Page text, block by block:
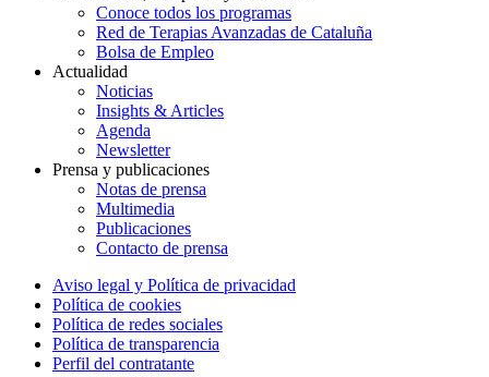
Conoce todos los programas
Red de Terapias Avanzadas de Cataluña
Bolsa de Empleo
Actualidad
Noticias
Insights & Articles
Agenda
Newsletter
Prensa y publicaciones
Notas de prensa
Multimedia
Publicaciones
Contacto de prensa
Aviso legal y Política de privacidad
Política de cookies
Política de redes sociales
Política de transparencia
Perfil del contratante